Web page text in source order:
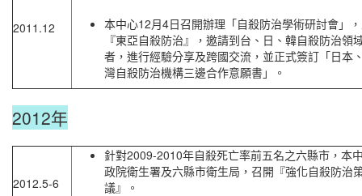
2011.12
本中心12月4日召開辦理「自殺防治學術研討會」
『東亞自殺防治』，邀請到台、日、韓自殺防治領
者，進行經驗分享及跨國交流，並正式簽訂「日本
灣自殺防治機構三邊合作意願書」。
2012年
2012.5-6
針對2009-2010年自殺死亡率前五名之六縣市，本
政院衛生署及六縣市衛生局，召開『強化自殺防治
議』。